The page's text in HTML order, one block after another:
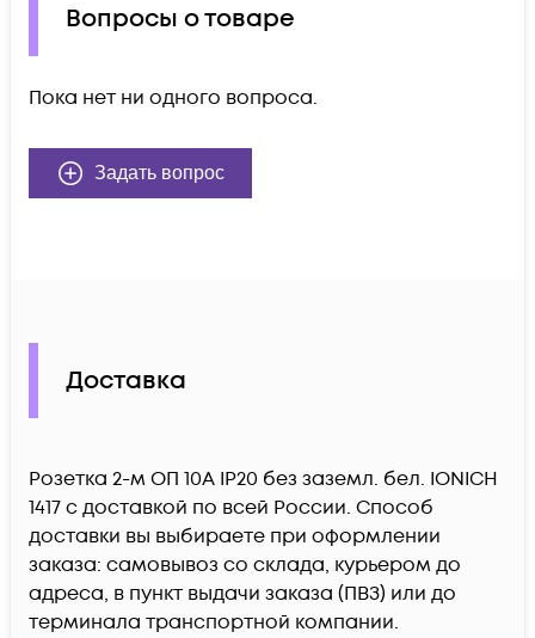
Вопросы о товаре
Пока нет ни одного вопроса.
Задать вопрос
Доставка
Розетка 2-м ОП 10А IP20 без заземл. бел. IONICH
1417 c доставкой по всей России. Способ
доставки вы выбираете при оформлении
заказа: самовывоз со склада, курьером до
адреса, в пункт выдачи заказа (ПВЗ) или до
терминала транспортной компании.